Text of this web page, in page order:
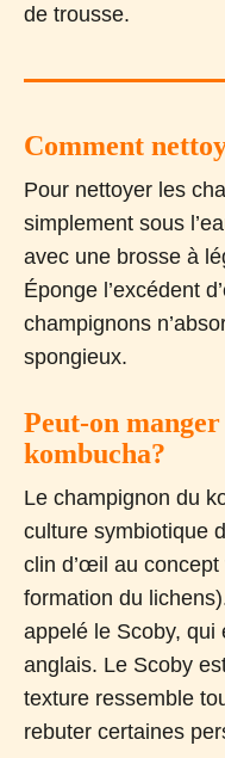
de trousse.
Comment
Pour nettoyer les
simplement sous
avec une brosse à
Éponge l’excédent
champignons
spongieux.
Peut-on
kombucha?
Le champignon du
culture symbiotique
clin d’œil au
formation du
appelé le Scoby, qui
anglais. Le Scoby
texture ressemble
rebuter certaines